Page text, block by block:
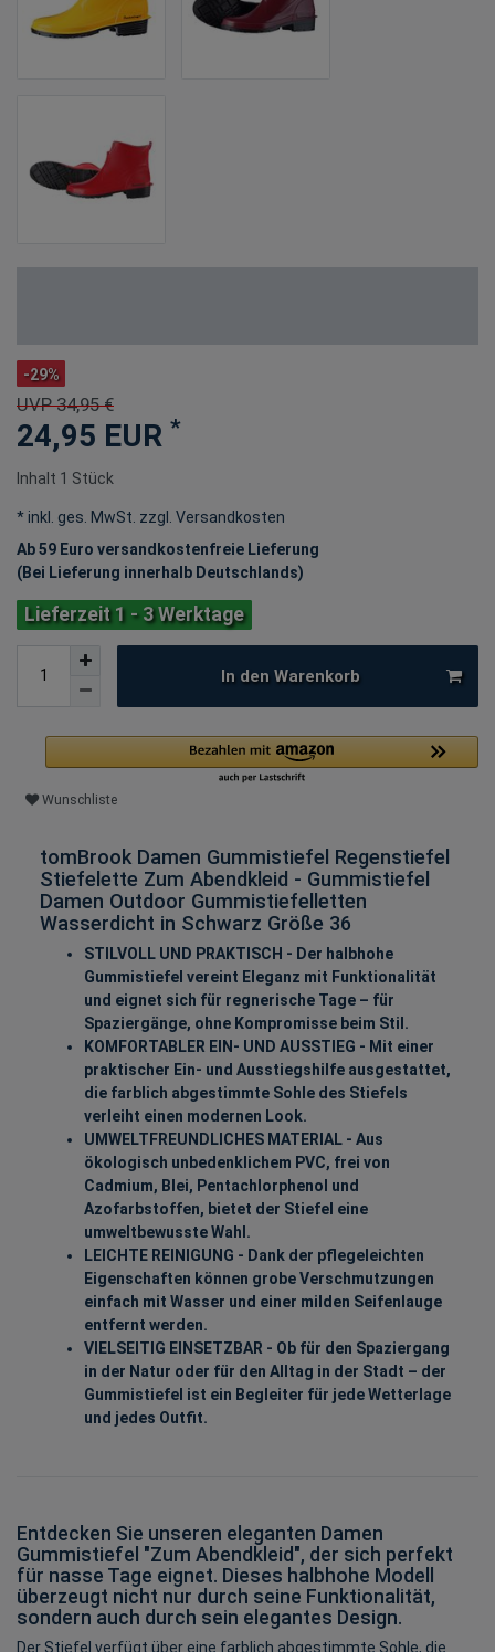
-29%
UVP 34,95 €
24,95 EUR *
Inhalt 1 Stück
* inkl. ges. MwSt. zzgl.
Versandkosten
Ab 59 Euro versandkostenfreie Lieferung
(Bei Lieferung innerhalb Deutschlands)
Lieferzeit 1 - 3 Werktage
In den Warenkorb
Wunschliste
tomBrook Damen Gummistiefel Regenstiefel
Stiefelette Zum Abendkleid - Gummistiefel
Damen Outdoor Gummistiefelletten
Wasserdicht in Schwarz Größe 36
STILVOLL UND PRAKTISCH - Der halbhohe
Gummistiefel vereint Eleganz mit Funktionalität
und eignet sich für regnerische Tage – für
Spaziergänge, ohne Kompromisse beim Stil.
KOMFORTABLER EIN- UND AUSSTIEG - Mit einer
praktischer Ein- und Ausstiegshilfe ausgestattet,
die farblich abgestimmte Sohle des Stiefels
verleiht einen modernen Look.
UMWELTFREUNDLICHES MATERIAL - Aus
ökologisch unbedenklichem PVC, frei von
Cadmium, Blei, Pentachlorphenol und
Azofarbstoffen, bietet der Stiefel eine
umweltbewusste Wahl.
LEICHTE REINIGUNG - Dank der pflegeleichten
Eigenschaften können grobe Verschmutzungen
einfach mit Wasser und einer milden Seifenlauge
entfernt werden.
VIELSEITIG EINSETZBAR - Ob für den Spaziergang
in der Natur oder für den Alltag in der Stadt – der
Gummistiefel ist ein Begleiter für jede Wetterlage
und jedes Outfit.
Entdecken Sie unseren eleganten Damen
Gummistiefel "Zum Abendkleid", der sich perfekt
für nasse Tage eignet. Dieses halbhohe Modell
überzeugt nicht nur durch seine Funktionalität,
sondern auch durch sein elegantes Design.
Der Stiefel verfügt über eine farblich abgestimmte Sohle, die